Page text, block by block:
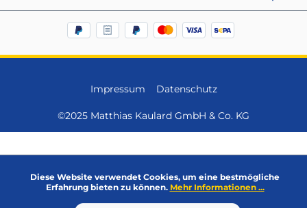
Impressum Datenschutz
©2025 Matthias Kaulard GmbH & Co. KG
Diese Website verwendet Cookies, um eine bestmögliche
Erfahrung bieten zu können. Mehr Informationen ...